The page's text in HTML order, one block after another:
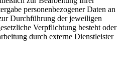
personenbezogener Daten an
Durchführung der jeweiligen
Verpflichtung besteht oder
durch externe Dienstleister